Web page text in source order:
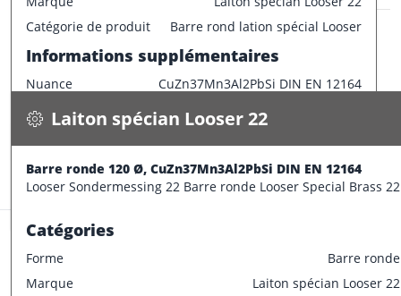
Catégorie de produit
Barre rond lation spécial Looser
Informations supplémentaires
Nuance CuZn37Mn3Al2PbSi DIN EN 12164
Caractéristiques dimensionnelles
Informations supplémentaires
1000 mm
Laiton spécian Looser 22
93.000 kg / m
Spécifications
Laiton spécian Looser 22
Barre ronde 120 Ø, CuZn37Mn3Al2PbSi DIN EN 12164
Looser Sondermessing 22 Barre ronde Looser Special Brass 22
Catégories
Forme
Barre ronde
Marque
Laiton spécian Looser 22
CONFECTIONNER
Stock: 3.8 m